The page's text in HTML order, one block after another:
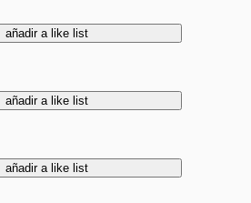
añadir a like list
añadir a like list
añadir a like list